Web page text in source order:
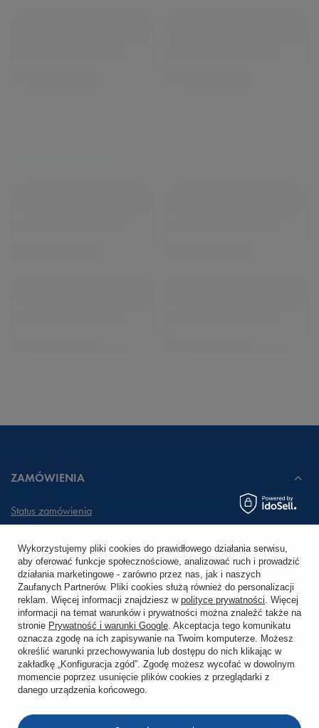
ZAMÓWIENIA
Status zamówienia
Chcę zareklamować produkt
Chcę zwrócić produkt
Chcę wymienić towar
KONTO
Wykorzystujemy pliki cookies do prawidłowego działania serwisu,
aby oferować funkcje społecznościowe, analizować ruch i prowadzić
działania marketingowe - zarówno przez nas, jak i naszych
Zaufanych Partnerów. Pliki cookies służą również do personalizacji
reklam. Więcej informacji znajdziesz w polityce prywatności. Więcej
informacji na temat warunków i prywatności można znaleźć także na
stronie Prywatność i warunki Google. Akceptacja tego komunikatu
oznacza zgodę na ich zapisywanie na Twoim komputerze. Możesz
określić warunki przechowywania lub dostępu do nich klikając w
zakładkę „Konfiguracja zgód”. Zgodę możesz wycofać w dowolnym
momencie poprzez usunięcie plików cookies z przeglądarki z
danego urządzenia końcowego.